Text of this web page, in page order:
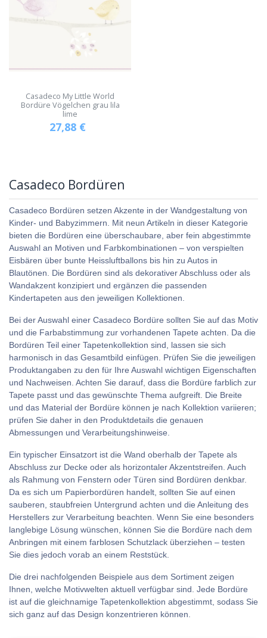
Casadeco My Little World
Bordüre Vögelchen grau lila
lime
27,88 €
Casadeco Bordüren
Casadeco Bordüren setzen Akzente in der Wandgestaltung von
Kinder- und Babyzimmern. Mit neun Artikeln in dieser Kategorie
bieten die Bordüren eine überschaubare, aber fein abgestimmte
Auswahl an Motiven und Farbkombinationen – von verspielten
Eisbären über bunte Heissluftballons bis hin zu Autos in
Blautönen. Die Bordüren sind als dekorativer Abschluss oder als
Wandakzent konzipiert und ergänzen die passenden
Kindertapeten aus den jeweiligen Kollektionen.
Bei der Auswahl einer Casadeco Bordüre sollten Sie auf das Motiv
und die Farbabstimmung zur vorhandenen Tapete achten. Da die
Bordüren Teil einer Tapetenkollektion sind, lassen sie sich
harmonisch in das Gesamtbild einfügen. Prüfen Sie die jeweiligen
Produktangaben zu den für Ihre Auswahl wichtigen Eigenschaften
und Nachweisen. Achten Sie darauf, dass die Bordüre farblich zur
Tapete passt und das gewünschte Thema aufgreift. Die Breite
und das Material der Bordüre können je nach Kollektion variieren;
prüfen Sie daher in den Produktdetails die genauen
Abmessungen und Verarbeitungshinweise.
Ein typischer Einsatzort ist die Wand oberhalb der Tapete als
Abschluss zur Decke oder als horizontaler Akzentstreifen. Auch
als Rahmung von Fenstern oder Türen sind Bordüren denkbar.
Da es sich um Papierbordüren handelt, sollten Sie auf einen
sauberen, staubfreien Untergrund achten und die Anleitung des
Herstellers zur Verarbeitung beachten. Wenn Sie eine besonders
langlebige Lösung wünschen, können Sie die Bordüre nach dem
Anbringen mit einem farblosen Schutzlack überziehen – testen
Sie dies jedoch vorab an einem Reststück.
Die drei nachfolgenden Beispiele aus dem Sortiment zeigen
Ihnen, welche Motivwelten aktuell verfügbar sind. Jede Bordüre
ist auf die gleichnamige Tapetenkollektion abgestimmt, sodass Sie
sich ganz auf das Design konzentrieren können.